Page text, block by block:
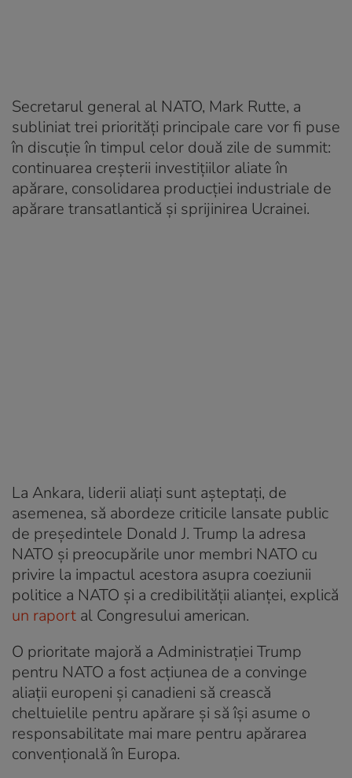
Secretarul general al NATO, Mark Rutte, a
subliniat trei priorități principale care vor fi puse
în discuție în timpul celor două zile de summit:
continuarea creșterii investițiilor aliate în
apărare, consolidarea producției industriale de
apărare transatlantică și sprijinirea Ucrainei.
La Ankara, liderii aliați sunt așteptați, de
asemenea, să abordeze criticile lansate public
de președintele Donald J. Trump la adresa
NATO și preocupările unor membri NATO cu
privire la impactul acestora asupra coeziunii
politice a NATO și a credibilității alianței, explică
un raport al Congresului american.
O prioritate majoră a Administrației Trump
pentru NATO a fost acțiunea de a convinge
aliații europeni și canadieni să crească
cheltuielile pentru apărare și să își asume o
responsabilitate mai mare pentru apărarea
convențională în Europa.